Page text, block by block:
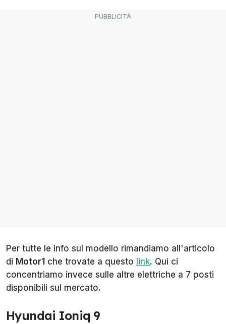
Per tutte le info sul modello rimandiamo all'articolo
di Motor1 che trovate a questo link. Qui ci
concentriamo invece sulle altre elettriche a 7 posti
disponibili sul mercato.
Hyundai Ioniq 9